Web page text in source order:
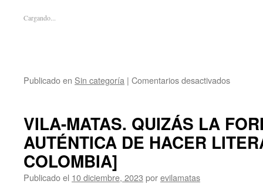
Cargando...
Publicado en Sin categoría | Comentarios desactivados
VILA-MATAS. QUIZÁS LA
AUTÉNTICA DE HACER
COLOMBIA]
Publicado el 10 diciembre, 2023 porevilamatas